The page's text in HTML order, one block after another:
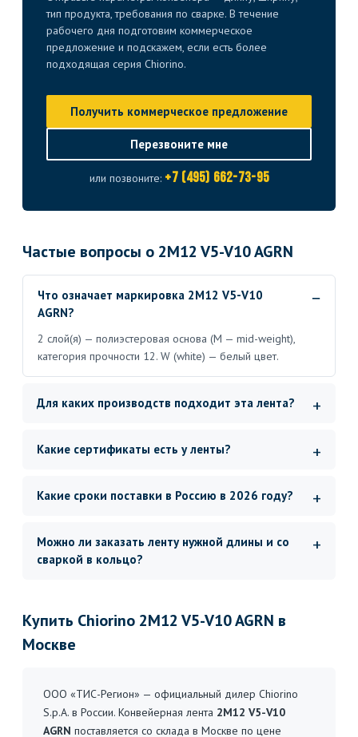
тип продукта, требования по сварке. В течение
рабочего дня подготовим коммерческое
предложение и подскажем, если есть более
подходящая серия Chiorino.
Получить коммерческое предложение
Перезвоните мне
или позвоните: +7 (495) 662-73-95
Частые вопросы о 2M12 V5-V10 AGRN
Что означает маркировка 2M12 V5-V10
AGRN?
2 слой(я) — полиэстеровая основа (M — mid-weight),
категория прочности 12. W (white) — белый цвет.
Для каких производств подходит эта лента?
Какие сертификаты есть у ленты?
Какие сроки поставки в Россию в 2026 году?
Можно ли заказать ленту нужной длины и со
сваркой в кольцо?
Купить Chiorino 2M12 V5-V10 AGRN в
Москве
ООО «ТИС-Регион» — официальный дилер Chiorino
S.p.A. в России. Конвейерная лента 2M12 V5-V10
AGRN поставляется со склада в Москве по цене